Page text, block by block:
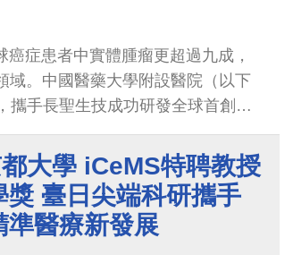
症患者中實體腫瘤更超過九成，
域。中國醫藥大學附設醫院（以下
攜手長聖生技成功研發全球首創
接在體內編程T細胞，生成具多靶向
多項實體癌動物實驗中展現顯著療
體癌治療帶來全新策略。
大學 iCeMS特聘教授
臺日尖端科研攜手
醫療新發展